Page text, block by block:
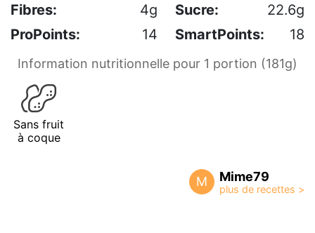
Fibres:
4g Sucre:
22.6g
ProPoints:
14 SmartPoints: 18
Information nutritionnelle pour 1 portion (181g)
Sans fruit
à coque
M Mime79